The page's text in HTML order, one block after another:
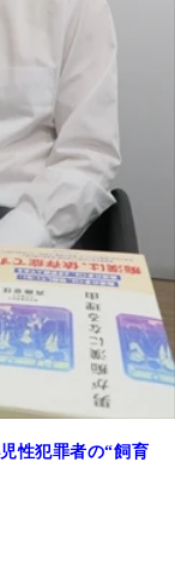
性犯罪者の“飼育